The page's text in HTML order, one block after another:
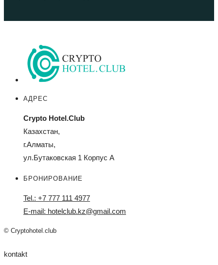
АДРЕС
Crypto Hotel.Club
Казахстан,
г.Алматы,
ул.Бутаковская 1 Корпус А
БРОНИРОВАНИЕ
Tel.: +7 777 111 4977
E-mail: hotelclub.kz@gmail.com
© Cryptohotel.club
kontakt